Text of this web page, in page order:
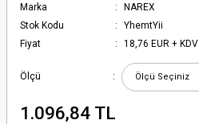
Marka
NAREX
Stok Kodu
YhemtYii
Fiyat
18,76 EUR + KDV
Ölçü
1.096,84 TL